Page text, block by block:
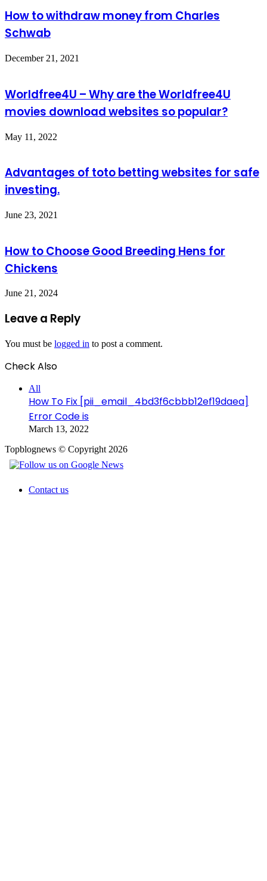
How to withdraw money from Charles
Schwab
December 21, 2021
Worldfree4U – Why are the Worldfree4U
movies download websites so popular?
May 11, 2022
Advantages of toto betting websites for safe
investing.
June 23, 2021
How to Choose Good Breeding Hens for
Chickens
June 21, 2024
Leave a Reply
You must be logged in to post a comment.
Check Also
All
How To Fix [pii_email_4bd3f6cbbb12ef19daea]
Error Code is
March 13, 2022
Topblognews © Copyright 2026
Contact us